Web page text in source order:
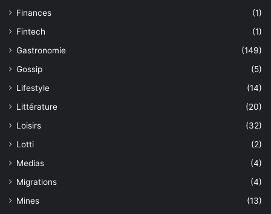
Finances
(1)
Fintech
(1)
Gastronomie
(149)
Gossip
(5)
Lifestyle
(14)
Littérature
(20)
Loisirs
(32)
Lotti
(2)
Medias
(4)
Migrations
(4)
Mines
(13)